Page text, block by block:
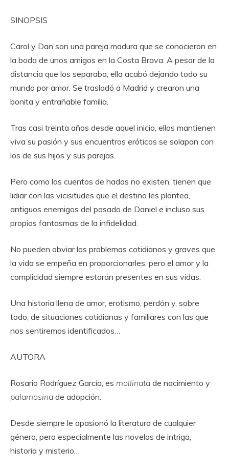
SINOPSIS
Carol y Dan son una pareja madura que se conocieron en
la boda de unos amigos en la Costa Brava. A pesar de la
distancia que los separaba, ella acabó dejando todo su
mundo por amor. Se trasladó a Madrid y crearon una
bonita y entrañable familia.
Tras casi treinta años desde aquel inicio, ellos mantienen
viva su pasión y sus encuentros eróticos se solapan con
los de sus hijos y sus parejas.
Pero como los cuentos de hadas no existen, tienen que
lidiar con las vicisitudes que el destino les plantea,
antiguos enemigos del pasado de Daniel e incluso sus
propios fantasmas de la infidelidad.
No pueden obviar los problemas cotidianos y graves que
la vida se empeña en proporcionarles, pero el amor y la
complicidad siempre estarán presentes en sus vidas.
Una historia llena de amor, erotismo, perdón y, sobre
todo, de situaciones cotidianas y familiares con las que
nos sentiremos identificados…
AUTORA
Rosario Rodríguez García, es mollinata de nacimiento y
palamosina de adopción.
Desde siempre le apasionó la literatura de cualquier
género, pero especialmente las novelas de intriga,
historia y misterio…